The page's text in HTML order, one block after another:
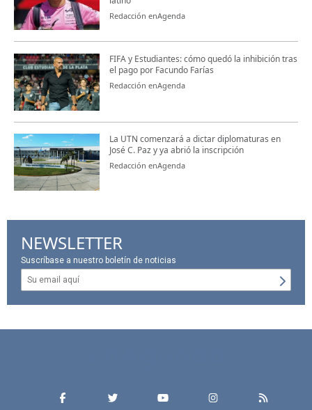
Redacción enAgenda
FIFA y Estudiantes: cómo quedó la inhibición tras
el pago por Facundo Farías
Redacción enAgenda
La UTN comenzará a dictar diplomaturas en
José C. Paz y ya abrió la inscripción
Redacción enAgenda
NEWSLETTER
Suscríbase a nuestro boletín de noticias